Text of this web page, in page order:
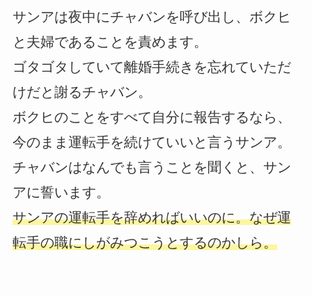
サンアは夜中にチャバンを呼び出し、ボクヒ
と夫婦であることを責めます。
ゴタゴタしていて離婚手続きを忘れていただ
けだと謝るチャバン。
ボクヒのことをすべて自分に報告するなら、
今のまま運転手を続けていいと言うサンア。
チャバンはなんでも言うことを聞くと、サン
アに誓います。
サンアの運転手を辞めればいいのに。なぜ運
転手の職にしがみつこうとするのかしら。